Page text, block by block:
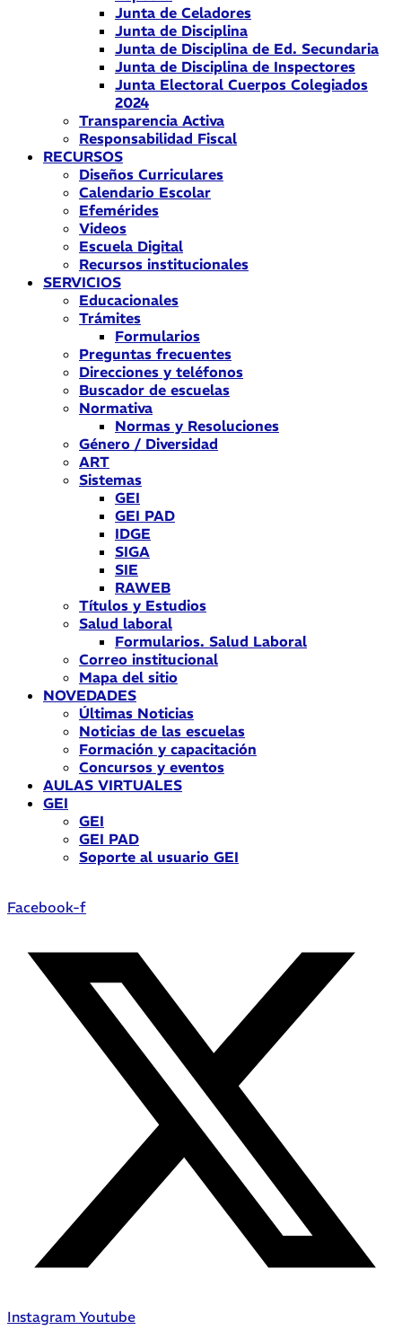
Junta de Celadores
Junta de Disciplina
Junta de Disciplina de Ed. Secundaria
Junta de Disciplina de Inspectores
Junta Electoral Cuerpos Colegiados
2024
Transparencia Activa
Responsabilidad Fiscal
RECURSOS
Diseños Curriculares
Calendario Escolar
Efemérides
Videos
Escuela Digital
Recursos institucionales
SERVICIOS
Educacionales
Trámites
Formularios
Preguntas frecuentes
Direcciones y teléfonos
Buscador de escuelas
Normativa
Normas y Resoluciones
Género / Diversidad
ART
Sistemas
GEI
GEI PAD
IDGE
SIGA
SIE
RAWEB
Títulos y Estudios
Salud laboral
Formularios. Salud Laboral
Correo institucional
Mapa del sitio
NOVEDADES
Últimas Noticias
Noticias de las escuelas
Formación y capacitación
Concursos y eventos
AULAS VIRTUALES
GEI
GEI
GEI PAD
Soporte al usuario GEI
Facebook-f
Instagram Youtube